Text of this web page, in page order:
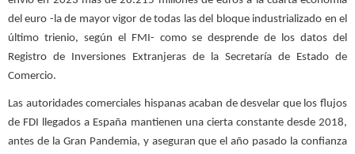
del euro -la de mayor vigor de todas las del bloque industrializado en el
último trienio, según el FMI- como se desprende de los datos del
Registro de Inversiones Extranjeras de la Secretaría de Estado de
Comercio.
Las autoridades comerciales hispanas acaban de desvelar que los flujos
de FDI llegados a España mantienen una cierta constante desde 2018,
antes de la Gran Pandemia, y aseguran que el año pasado la confianza